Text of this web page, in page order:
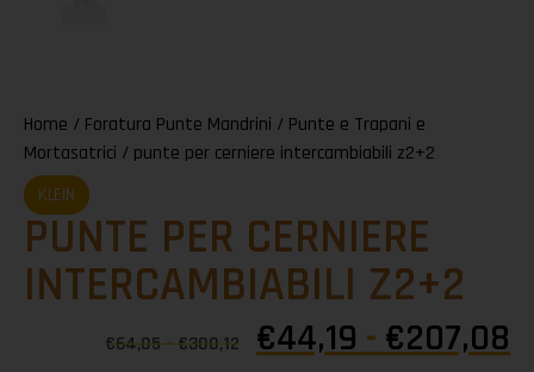
Home / Foratura Punte Mandrini / Punte e Trapani e
Mortasatrici / punte per cerniere intercambiabili z2+2
KLEIN
PUNTE PER CERNIERE
INTERCAMBIABILI Z2+2
€64,05-€300,12 €44,19 - €207,08